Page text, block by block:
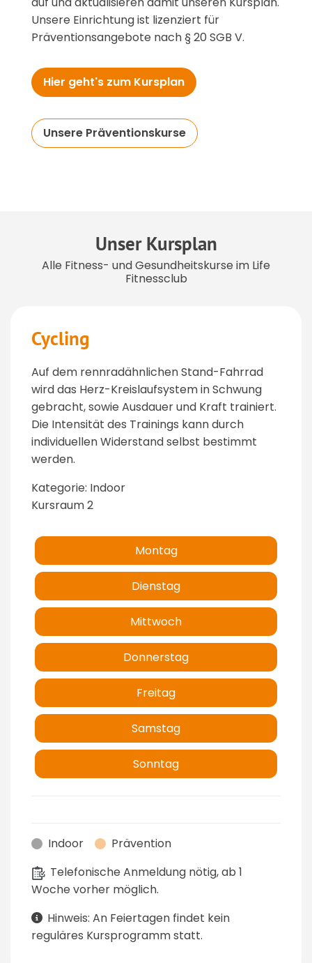
Unsere Einrichtung ist lizenziert für
Präventionsangebote nach § 20 SGB V.
Hier geht's zum Kursplan
Unsere Präventionskurse
Unser Kursplan
Alle Fitness- und Gesundheitskurse im Life
Fitnessclub
Cycling
Auf dem rennradähnlichen Stand-Fahrrad
wird das Herz-Kreislaufsystem in Schwung
gebracht, sowie Ausdauer und Kraft trainiert.
Die Intensität des Trainings kann durch
individuellen Widerstand selbst bestimmt
werden.
Kategorie: Indoor
Kursraum 2
Montag
Dienstag
Mittwoch
Donnerstag
Freitag
Samstag
Sonntag
Indoor
Prävention
Telefonische Anmeldung nötig, ab 1
Woche vorher möglich.
Hinweis: An Feiertagen findet kein
reguläres Kursprogramm statt.